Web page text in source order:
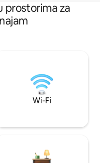
prostorima za
Wi-Fi